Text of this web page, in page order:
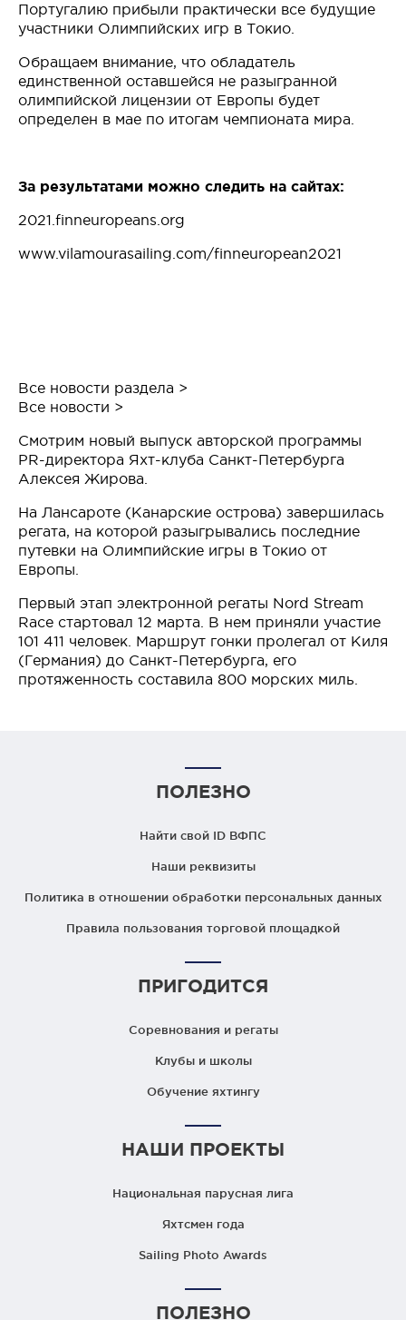
Португалию прибыли практически все будущие
участники Олимпийских игр в Токио.
Обращаем внимание, что обладатель
единственной оставшейся не разыгранной
олимпийской лицензии от Европы будет
определен в мае по итогам чемпионата мира.
За результатами можно следить на сайтах:
2021.finneuropeans.org
www.vilamourasailing.com/finneuropean2021
Все новости раздела >
Все новости >
Смотрим новый выпуск авторской программы
PR-директора Яхт-клуба Санкт-Петербурга
Алексея Жирова.
На Лансароте (Канарские острова) завершилась
регата, на которой разыгрывались последние
путевки на Олимпийские игры в Токио от
Европы.
Первый этап электронной регаты Nord Stream
Race стартовал 12 марта. В нем приняли участие
101 411 человек. Маршрут гонки пролегал от Киля
(Германия) до Санкт-Петербурга, его
протяженность составила 800 морских миль.
ПОЛЕЗНО
Найти свой ID ВФПС
Наши реквизиты
Политика в отношении обработки персональных данных
Правила пользования торговой площадкой
ПРИГОДИТСЯ
Соревнования и регаты
Клубы и школы
Обучение яхтингу
НАШИ ПРОЕКТЫ
Национальная парусная лига
Яхтсмен года
Sailing Photo Awards
ПОЛЕЗНО